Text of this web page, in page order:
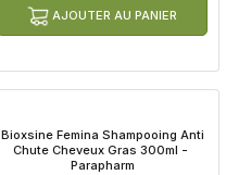
AJOUTER AU PANIER
Bioxsine Femina Shampooing Anti
Chute Cheveux Gras 300ml -
Parapharm